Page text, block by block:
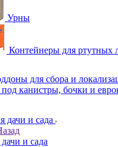
Урны
Контейнеры для ртутных
для сбора и
канистры, бочки и
дачи и сада
и сада